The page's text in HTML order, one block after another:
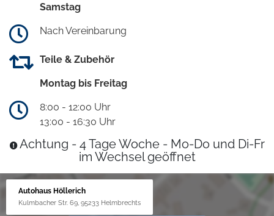
Samstag
Nach Vereinbarung
Teile & Zubehör
Montag bis Freitag
8:00 - 12:00 Uhr
13:00 - 16:30 Uhr
Achtung - 4 Tage Woche - Mo-Do und Di-Fr
im Wechsel geöffnet
Autohaus Höllerich
Kulmbacher Str. 69, 95233 Helmbrechts